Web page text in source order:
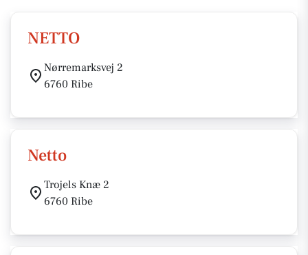
NETTO
Nørremarksvej 2
6760 Ribe
Netto
Trojels Knæ 2
6760 Ribe